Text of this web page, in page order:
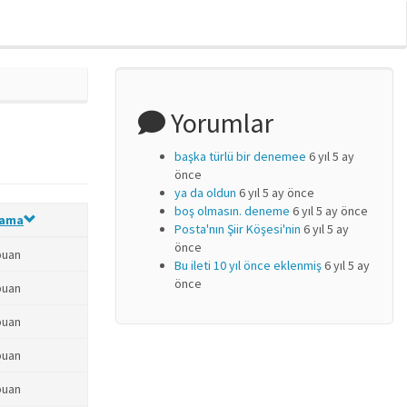
Yorumlar
başka türlü bir denemee 6 yıl 5 ay
önce
ya da oldun 6 yıl 5 ay önce
boş olmasın. deneme 6 yıl 5 ay önce
Posta'nın Şiir Köşesi'nin 6 yıl 5 ay
önce
Bu ileti 10 yıl önce eklenmiş6 yıl 5 ay
önce